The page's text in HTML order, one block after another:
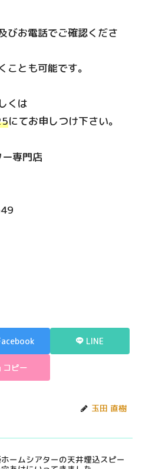
びお電話でご確認くださ
ことも可能です。
くは
にてお申しつけ下さい。
専門店
LINE
コピー
玉田 直樹
ームシアターの天井埋込スピー